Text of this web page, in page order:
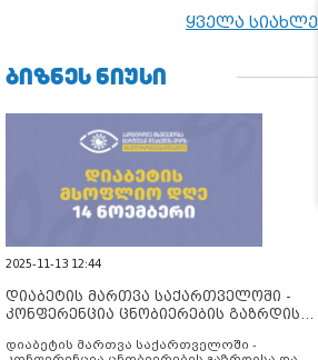
ყველა სიახლე
ᲑᲘᲖᲜᲔᲡ ᲜᲘᲣᲡᲘ
2025-11-13 12:44
დიაბეტის მართვა საქართველოში -
კონფერენცია ცნობიერების გაზრდისა
დიაბეტის მართვა საქართველოში -